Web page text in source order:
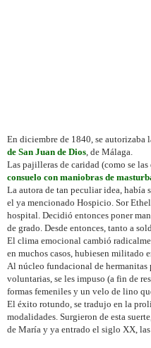
En diciembre de 1840, se autorizaba
de San Juan de Dios , de Málaga.
Las pajilleras de caridad (como se
consuelo con maniobras de
La autora de tan peculiar idea, había
el ya mencionado Hospicio. Sor
hospital. Decidió entonces poner
de grado. Desde entonces, tanto a
El clima emocional cambió
en muchos casos, hubiesen militado
Al núcleo fundacional de hermanitas
voluntarias, se les impuso (a fin de
formas femeniles y un velo de lino
El éxito rotundo, se tradujo en la
modalidades. Surgieron de esta
de María y ya entrado el siglo XX,